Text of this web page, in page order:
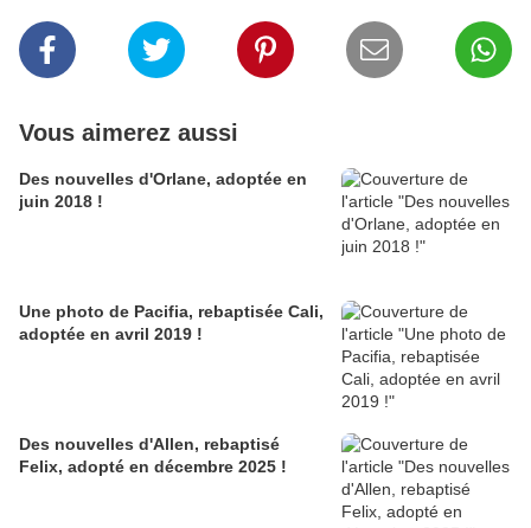
Vous aimerez aussi
Des nouvelles d'Orlane, adoptée en
juin 2018 !
Une photo de Pacifia, rebaptisée Cali,
adoptée en avril 2019 !
Des nouvelles d'Allen, rebaptisé
Felix, adopté en décembre 2025 !